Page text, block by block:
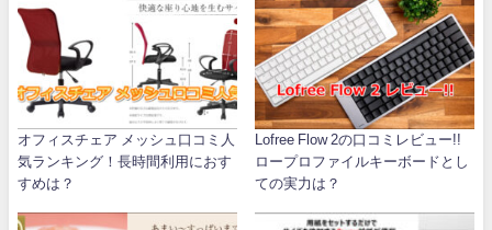
オフィスチェア メッシュ口コミ人
気ランキング！長時間利用におす
すめは？
Lofree Flow 2の口コミレビュー!!
ロープロファイルキーボードとし
ての実力は？